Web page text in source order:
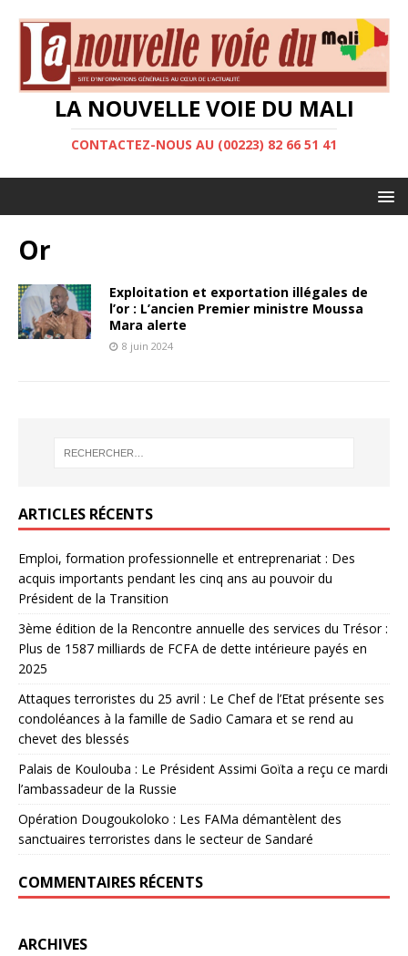
LA NOUVELLE VOIE DU MALI
CONTACTEZ-NOUS AU (00223) 82 66 51 41
Or
Exploitation et exportation illégales de
l’or : L’ancien Premier ministre Moussa
Mara alerte
8 juin 2024
ARTICLES RÉCENTS
Emploi, formation professionnelle et entreprenariat : Des
acquis importants pendant les cinq ans au pouvoir du
Président de la Transition
3ème édition de la Rencontre annuelle des services du Trésor :
Plus de 1587 milliards de FCFA de dette intérieure payés en
2025
Attaques terroristes du 25 avril : Le Chef de l’Etat présente ses
condoléances à la famille de Sadio Camara et se rend au
chevet des blessés
Palais de Koulouba : Le Président Assimi Goïta a reçu ce mardi
l’ambassadeur de la Russie
Opération Dougoukoloko : Les FAMa démantèlent des
sanctuaires terroristes dans le secteur de Sandaré
COMMENTAIRES RÉCENTS
ARCHIVES